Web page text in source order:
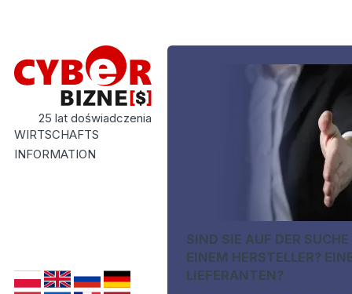
25 lat doświadczenia
WIRTSCHAFTS
INFORMATION
SIND SIE AUF DER
EINEM HERSTELLER?
LIEFERANTEN?